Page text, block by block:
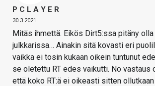
P C L A Y E R
30.3.2021
Mitäs ihmettä. Eikös Dirt5:ssa pitäny olla
julkkarissa… Ainakin sitä kovasti eri
vaikka ei tosin kukaan oikein tuntunut
se oletettu RT edes vaikutti. No vastaus
että koko RT:ä ei oikeasti sitten